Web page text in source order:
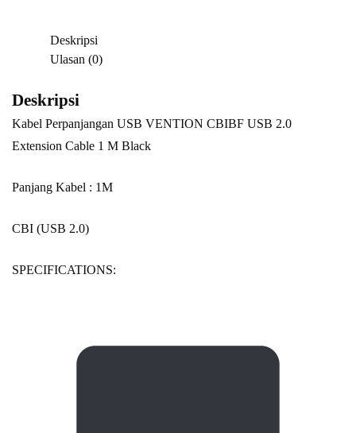
Deskripsi
Ulasan (0)
Deskripsi
Kabel Perpanjangan USB VENTION CBIBF USB 2.0
Extension Cable 1 M Black
Panjang Kabel : 1M
CBI (USB 2.0)
SPECIFICATIONS: